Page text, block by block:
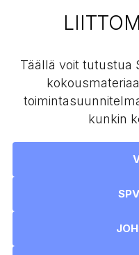
Täällä voit tutustua
kunkin